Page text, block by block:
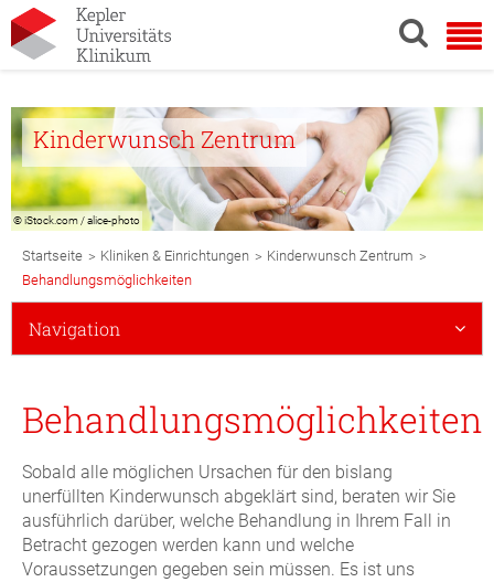
Kinderwunsch Zentrum
© iStock.com / alice-photo
Breadcrumb
Navigation
Startseite > Kliniken & Einrichtungen > Kinderwunsch Zentrum >
Behandlungsmöglichkeiten
Subnavigation
Mobile
Navigation
Behandlungsmöglichkeiten
Sobald alle möglichen Ursachen für den bislang
unerfüllten Kinderwunsch abgeklärt sind, beraten wir Sie
ausführlich darüber, welche Behandlung in Ihrem Fall in
Betracht gezogen werden kann und welche
Voraussetzungen gegeben sein müssen. Es ist uns